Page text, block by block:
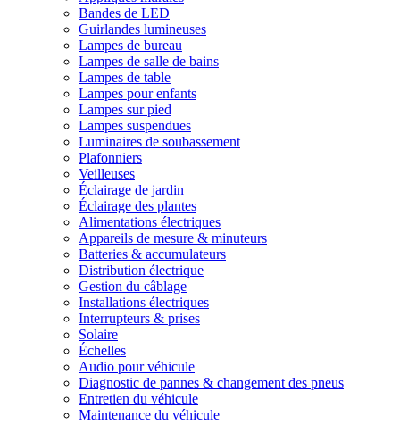
Bandes de LED
Guirlandes lumineuses
Lampes de bureau
Lampes de salle de bains
Lampes de table
Lampes pour enfants
Lampes sur pied
Lampes suspendues
Luminaires de soubassement
Plafonniers
Veilleuses
Éclairage de jardin
Éclairage des plantes
Alimentations électriques
Appareils de mesure & minuteurs
Batteries & accumulateurs
Distribution électrique
Gestion du câblage
Installations électriques
Interrupteurs & prises
Solaire
Échelles
Audio pour véhicule
Diagnostic de pannes & changement des pneus
Entretien du véhicule
Maintenance du véhicule